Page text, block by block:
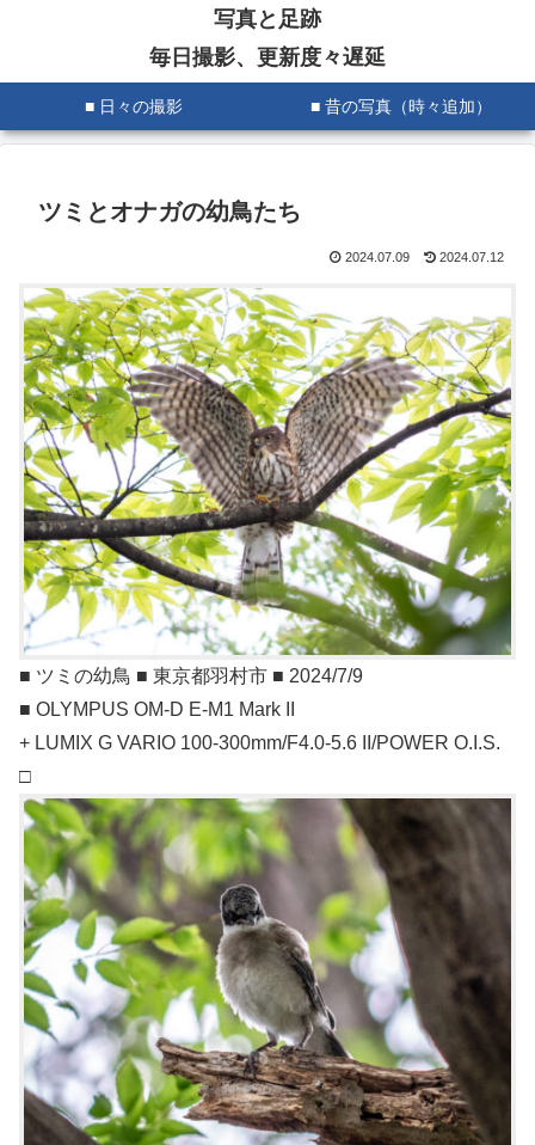
写真と足跡
毎日撮影、更新度々遅延
■ 日々の撮影 ■ 昔の写真（時々追加）
ツミとオナガの幼鳥たち
2024.07.09 2024.07.12
■ ツミの幼鳥 ■ 東京都羽村市 ■ 2024/7/9
■ OLYMPUS OM-D E-M1 Mark II
+ LUMIX G VARIO 100-300mm/F4.0-5.6 II/POWER O.I.S.
□